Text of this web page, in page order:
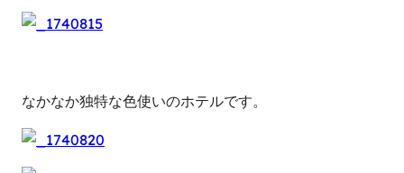
なかなか独特な色使いのホテルです。